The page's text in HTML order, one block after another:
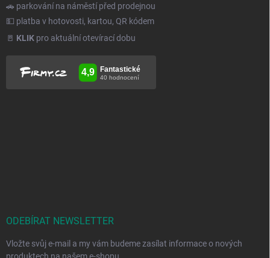
🚗 parkování na náměstí před prodejnou
💵 platba v hotovosti, kartou, QR kódem
🚪 KLIK pro aktuální otevírací dobu
ODEBÍRAT NEWSLETTER
Vložte svůj e-mail a my vám budeme zasílat informace o nových